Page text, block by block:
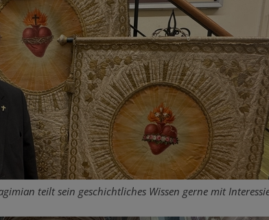
teilt sein geschichtliches Wissen gerne mit